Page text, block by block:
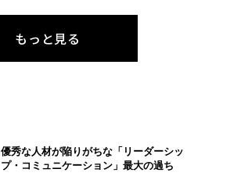
もっと見る
優秀な人材が陥りがちな「リーダーシッ
プ・コミュニケーション」最大の過ち